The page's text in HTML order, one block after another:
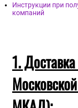
Инструкции при
компаний
1.